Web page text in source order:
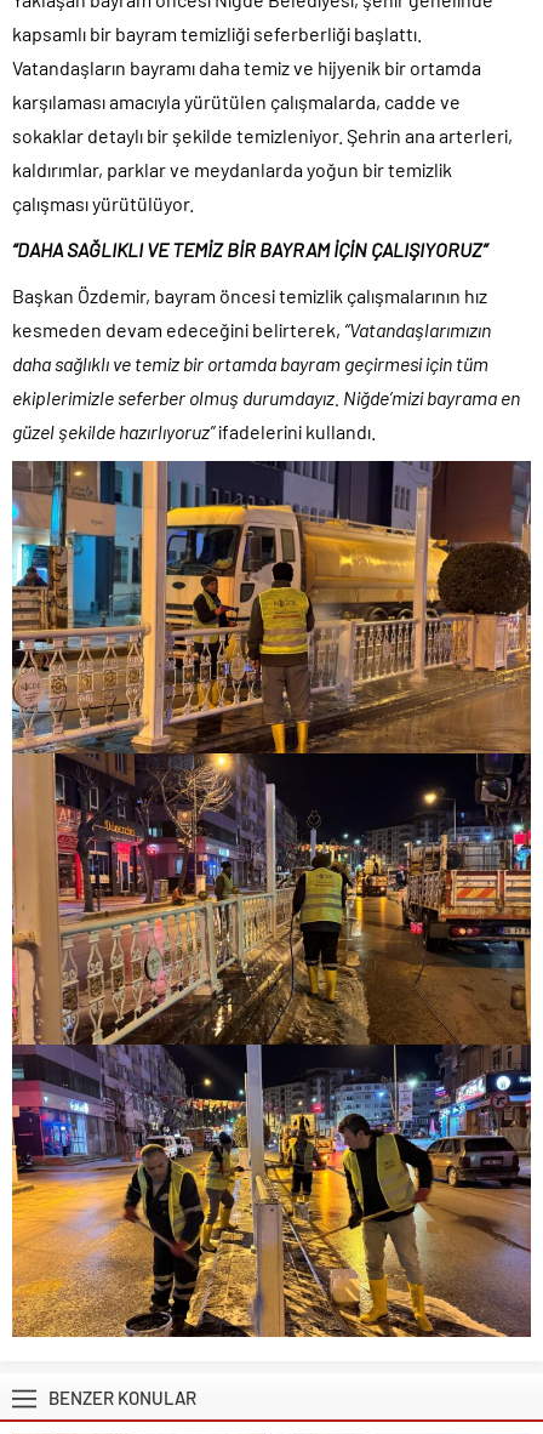
kapsamlı bir bayram temizliği seferberliği başlattı.
Vatandaşların bayramı daha temiz ve hijyenik bir ortamda
karşılaması amacıyla yürütülen çalışmalarda, cadde ve
sokaklar detaylı bir şekilde temizleniyor. Şehrin ana arterleri,
kaldırımlar, parklar ve meydanlarda yoğun bir temizlik
çalışması yürütülüyor.
“DAHA SAĞLIKLI VE TEMİZ BİR BAYRAM İÇİN ÇALIŞIYORUZ”
Başkan Özdemir, bayram öncesi temizlik çalışmalarının hız
kesmeden devam edeceğini belirterek, “Vatandaşlarımızın
daha sağlıklı ve temiz bir ortamda bayram geçirmesi için tüm
ekiplerimizle seferber olmuş durumdayız. Niğde’mizi bayrama en
güzel şekilde hazırlıyoruz”ifadelerini kullandı.
BENZER KONULAR